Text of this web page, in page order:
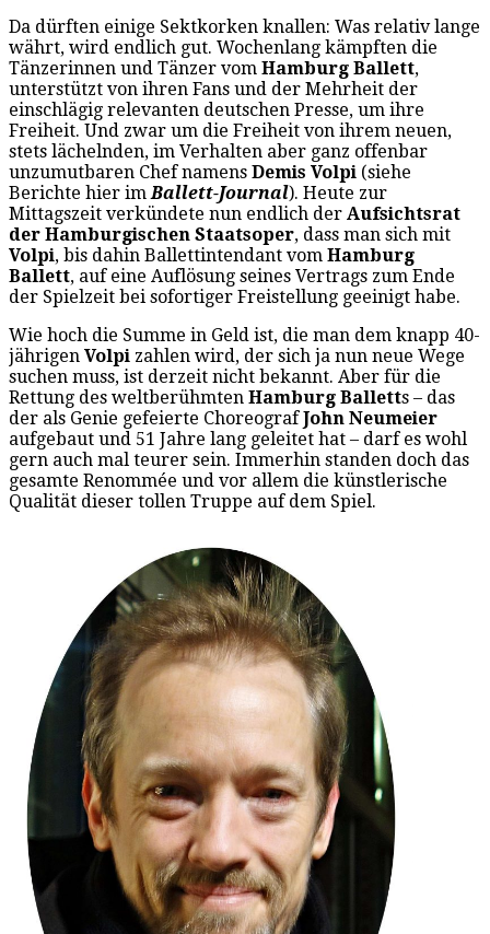
Da dürften einige Sektkorken knallen: Was relativ lange
währt, wird endlich gut. Wochenlang kämpften die
Tänzerinnen und Tänzer vom Hamburg Ballett,
unterstützt von ihren Fans und der Mehrheit der
einschlägig relevanten deutschen Presse, um ihre
Freiheit. Und zwar um die Freiheit von ihrem neuen,
stets lächelnden, im Verhalten aber ganz offenbar
unzumutbaren Chef namens Demis Volpi (siehe
Berichte hier imBallett-Journal). Heute zur
Mittagszeit verkündete nun endlich der Aufsichtsrat
der Hamburgischen Staatsoper, dass man sich mit
Volpi, bis dahin Ballettintendant vom Hamburg
Ballett, auf eine Auflösung seines Vertrags zum Ende
der Spielzeit bei sofortiger Freistellung geeinigt habe.
Wie hoch die Summe in Geld ist, die man dem knapp 40-
jährigen Volpi zahlen wird, der sich ja nun neue Wege
suchen muss, ist derzeit nicht bekannt. Aber für die
Rettung des weltberühmten Hamburg Balletts – das
der als Genie gefeierte ChoreografJohn Neumeier
aufgebaut und 51 Jahre lang geleitet hat – darf es wohl
gern auch mal teurer sein. Immerhin standen doch das
gesamte Renommée und vor allem die künstlerische
Qualität dieser tollen Truppe auf dem Spiel.